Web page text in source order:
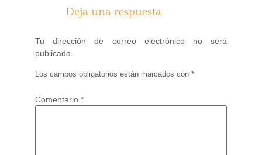
Deja una respuesta
Tu dirección de correo electrónico no será
publicada.
Los campos obligatorios están marcados con *
Comentario *